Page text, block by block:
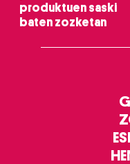
produktuen saski
baten zozketan